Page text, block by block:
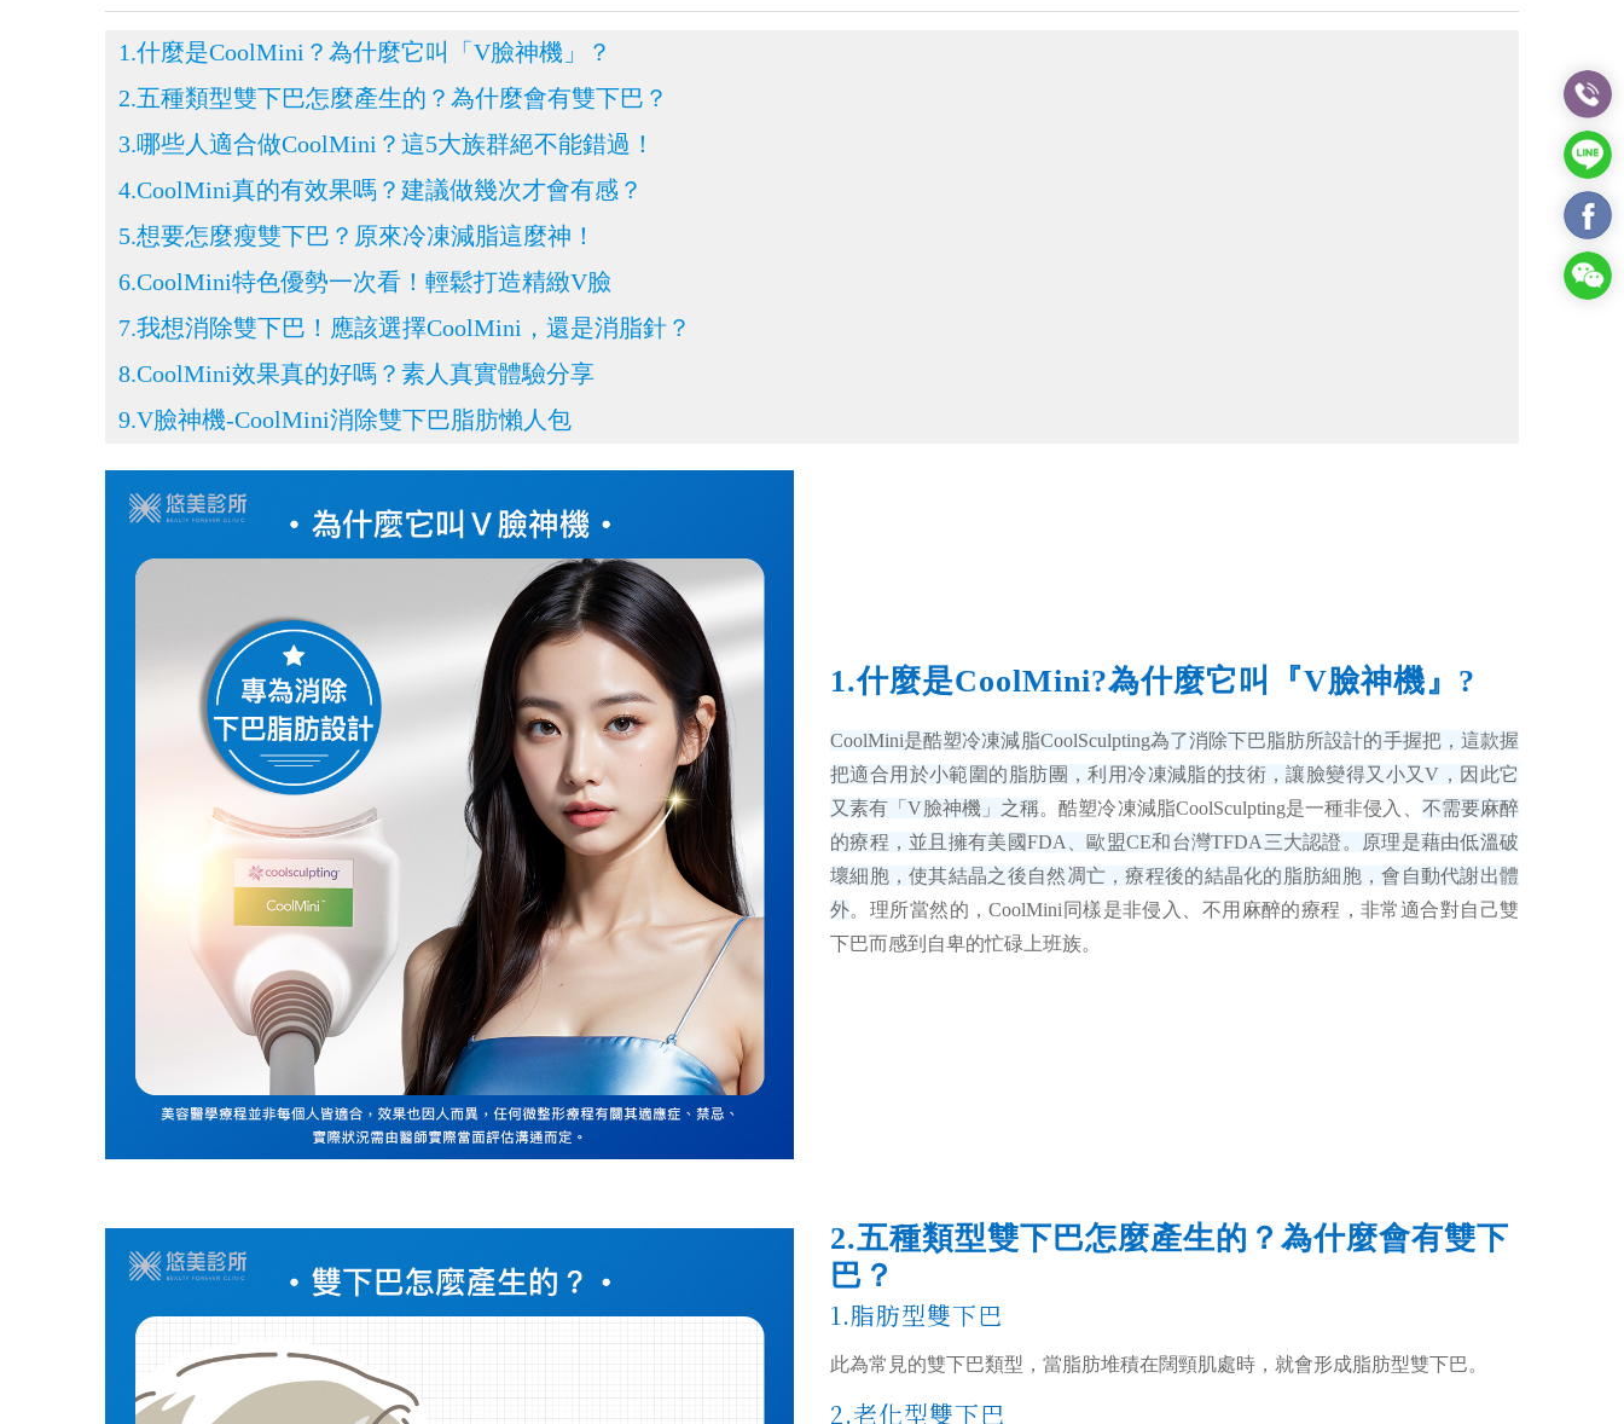
1.什麼是CoolMini？為什麼它叫「V臉神機」？
2.五種類型雙下巴怎麼產生的？為什麼會有雙下巴？
3.哪些人適合做CoolMini？這5大族群絕不能錯過！
4.CoolMini真的有效果嗎？建議做幾次才會有感？
5.想要怎麼瘦雙下巴？原來冷凍減脂這麼神！
6.CoolMini特色優勢一次看！輕鬆打造精緻V臉
7.我想消除雙下巴！應該選擇CoolMini，還是消脂針？
8.CoolMini效果真的好嗎？素人真實體驗分享
9.V臉神機-CoolMini消除雙下巴脂肪懶人包
1.什麼是CoolMini?為什麼它叫『V臉神機』?
CoolMini是酷塑冷凍減脂CoolSculpting為了消除下巴脂肪所設計的手握把，這款握
把適合用於小範圍的脂肪團，利用冷凍減脂的技術，讓臉變得又小又V，因此它
又素有「V臉神機」之稱。酷塑冷凍減脂CoolSculpting是一種非侵入、 不需要麻醉
的療程，並且擁有美國FDA、歐盟CE和台灣TFDA三大認證。原理是藉由低溫破
壞細胞，使其結晶之後自然凋亡，療程後的結晶化的脂肪細胞，會自動代謝出體
外。理所當然的，CoolMini同樣是非侵入、不用麻醉的療程，非常適合對自己雙
下巴而感到自卑的忙碌上班族。
2.五種類型雙下巴怎麼產生的？為什麼會有雙下
巴？
1.脂肪型雙下巴
此為常見的雙下巴類型 ，當脂肪堆積在闊頸肌處時，就會形成脂肪型雙下巴。
2.老化型雙下巴